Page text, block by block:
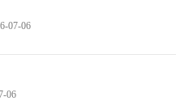
07-06
06